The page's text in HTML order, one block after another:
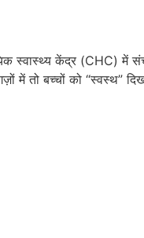
स्वास्थ्य केंद्र (CHC) में
में तो बच्चों को “स्वस्थ”